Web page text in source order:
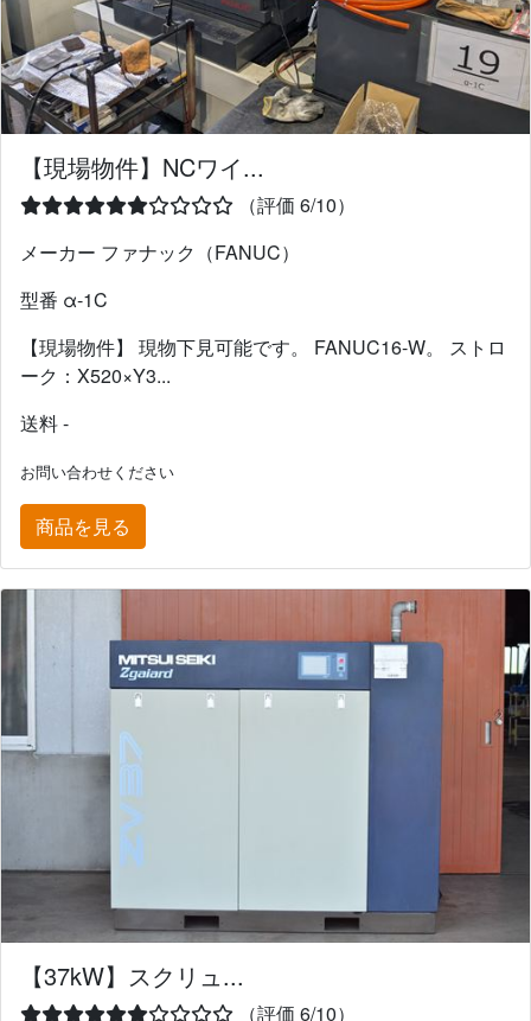
【現場物件】NCワイ...
（評価 6/10）
メーカー ファナック（FANUC）
型番 α-1C
【現場物件】 現物下見可能です。 FANUC16-W。 ストロ
ーク：X520×Y3...
送料 -
お問い合わせください
商品を見る
【37kW】スクリュ...
（評価 6/10）